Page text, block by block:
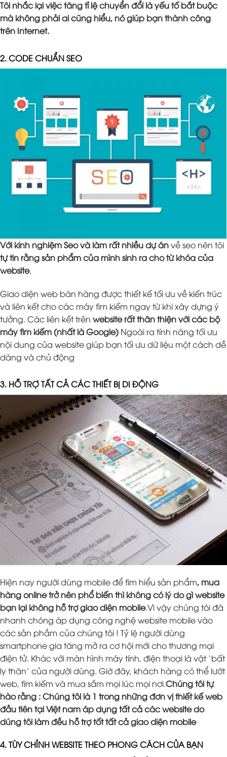
Tôi nhắc lại việc tăng tỉ lệ chuyển đổi là yếu tố bắt buộc
mà không phải ai cũng hiểu, nó giúp bạn thành công
trên Internet.
2. CODE CHUẨN SEO
Với kinh nghiệm Seo và làm rất nhiều dự ánvề seo nên tôi
tự tin rằng sản phẩm của mình sinh ra cho từ khóa của
website.
Giao diện web bán hàng được thiết kế tối ưu về kiến trúc
và liên kết cho các máy tìm kiếm ngay từ khi xây dựng ý
tưởng. Các liên kết trên website rất thân thiện với các bộ
máy tìm kiếm (nhất là Google) Ngoài ra tính năng tối ưu
nội dung của website giúp bạn tối ưu dữ liệu một cách dễ
dàng và chủ động
3. HỖ TRỢ TẤT CẢ CÁC THIẾT BỊ DI ĐỘNG
Hiện nay người dùng mobile để tìm hiểu sản phẩm, mua
hàng online trở nên phổ biến thì không có lý do gì website
bạn lại không hỗ trợ giao diện mobile.Vì vậy chúng tôi đã
nhanh chóng áp dụng công nghệ website mobile vào
các sản phầm của chúng tôi ! Tỷ lệ người dùng
smartphone gia tăng mở ra cơ hội mới cho thương mại
điện tử. Khác với màn hình máy tính, điện thoại là vật ‘bất
ly thân’ của người dùng. Giờ đây, khách hàng có thể lướt
web, tìm kiếm và mua sắm mọi lúc mọi nơi.Chúng tôi tự
hào rằng : Chúng tôi là 1 trong những đơn vị thiết kế web
đầu tiên tại Việt nam áp dụng tất cả các website do
dúng tôi làm đều hỗ trợ tốt tất cả giao diện mobile
4. TÙY CHỈNH WEBSITE THEO PHONG CÁCH CỦA BẠN